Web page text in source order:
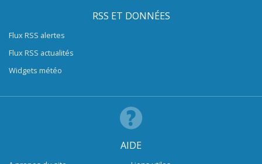
RSS ET DONNÉES
Flux RSS alertes
Flux RSS actualités
Widgets météo
AIDE